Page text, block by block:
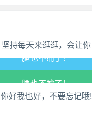
坚持每天来逛逛，会让你
走路也有劲了！
腿也不痛了！
腰也不酸了！
你好我也好，不要忘记哦!